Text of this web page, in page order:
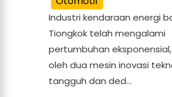
Industri kendaraan energi
Tiongkok telah mengalami
pertumbuhan
oleh dua mesin inovasi
tangguh dan ded...